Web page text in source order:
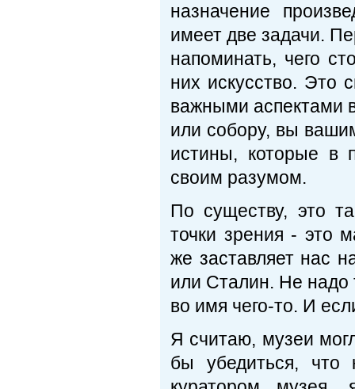
назначение
имеет две задачи.
напоминать, чего
них искусство. Это
важными аспектами
или собору, вы
истины, которые в
своим разумом.
По существу, это
точки зрения - это
же заставляет нас
или Сталин. Не надо
во имя чего-то. И
Я считаю, музеи
бы убедиться,